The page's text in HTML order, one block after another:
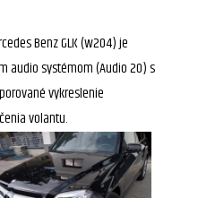
Benz GLK (w204) je
audio systémom (Audio 20) s
vykreslenie
volantu.